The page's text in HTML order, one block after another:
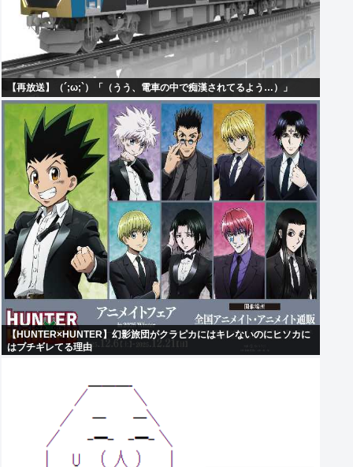
【再放送】（´;ω;`）「（うう、電車の中で痴漢されてるよう…）」
【HUNTER×HUNTER】幻影旅団がクラピカにはキレないのにヒソカに
はブチギレてる理由